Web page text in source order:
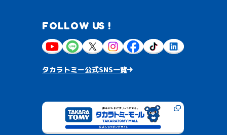
FOLLOW US !
タカラトミー公式SNS一覧